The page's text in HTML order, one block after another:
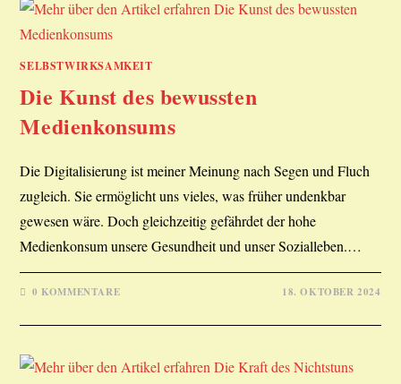
SELBSTWIRKSAMKEIT
Die Kunst des bewussten
Medienkonsums
Die Digitalisierung ist meiner Meinung nach Segen und Fluch
zugleich. Sie ermöglicht uns vieles, was früher undenkbar
gewesen wäre. Doch gleichzeitig gefährdet der hohe
Medienkonsum unsere Gesundheit und unser Sozialleben.…
0 KOMMENTARE 18. OKTOBER 2024